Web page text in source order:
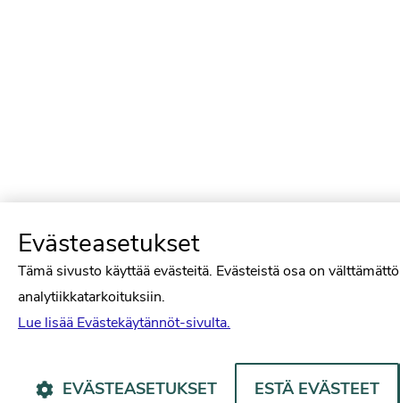
Evästeasetukset
Tämä sivusto käyttää evästeitä. Evästeistä osa on
analytiikkatarkoituksiin.
Lue lisää Evästekäytännöt-sivulta.
EVÄSTEASETUKSET ESTÄ EVÄSTEET